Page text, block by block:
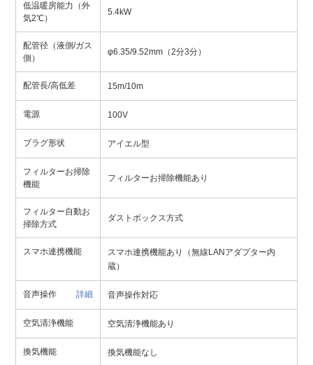
低温暖房能力（外
気2℃）
5.4kW
配管径（液側/ガス
側）
φ6.35/9.52mm（2分3分）
配管長/高低差 15m/10m
電源 100V
プラグ形状 アイエル型
フィルターお掃除
機能
フィルターお掃除機能あり
フィルター自動お
掃除方式
ダストボックス方式
スマホ連携機能
スマホ連携機能あり（無線LANアダプター内
蔵）
音声操作 詳細 音声操作対応
空気清浄機能 空気清浄機能あり
換気機能 換気機能なし